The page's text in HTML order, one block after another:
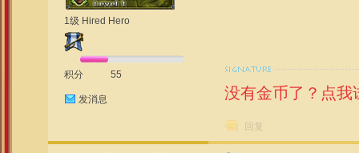
1级 Hired Hero
积分 55
发消息 没有金币了？点我
回复